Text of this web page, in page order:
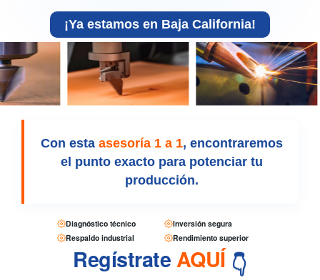
¡Ya estamos en Baja California!
Con esta asesoría 1 a 1, encontraremos
el punto exacto para potenciar tu
producción.
Diagnóstico técnico
Inversión segura
Respaldo industrial
Rendimiento superior
RegístrateAQUÍ 👇